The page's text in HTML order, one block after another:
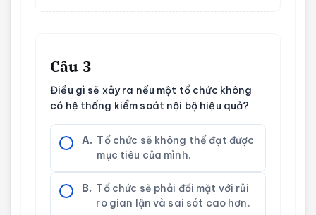
Câu 3
Điều gì sẽ xảy ra nếu một tổ chức không
có hệ thống kiểm soát nội bộ hiệu quả?
A. Tổ chức sẽ không thể đạt được
mục tiêu của mình.
B. Tổ chức sẽ phải đối mặt với rủi
ro gian lận và sai sót cao hơn.